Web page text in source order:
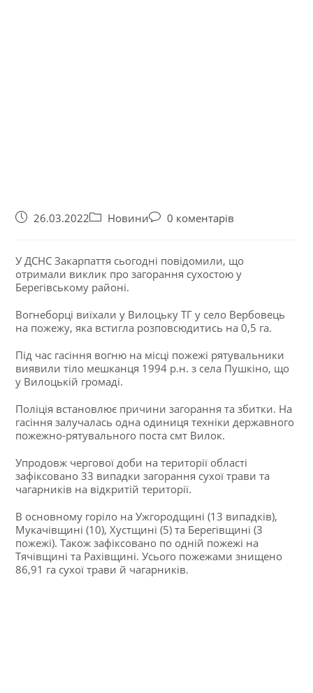
26.03.2022 Новини 0 коментарів
У ДСНС Закарпаття сьогодні повідомили, що
отримали виклик про загорання сухостою у
Берегівському районі.
Вогнеборці виїхали у Вилоцьку ТГ у село Вербовець
на пожежу, яка встигла розповсюдитись на 0,5 га.
Під час гасіння вогню на місці пожежі рятувальники
виявили тіло мешканця 1994 р.н. з села Пушкіно, що
у Вилоцькій громаді.
Поліція встановлює причини загорання та збитки. На
гасіння залучалась одна одиниця техніки державного
пожежно-рятувального поста смт Вилок.
Упродовж чергової доби на території області
зафіксовано 33 випадки загорання сухої трави та
чагарників на відкритій території.
В основному горіло на Ужгородщині (13 випадків),
Мукачівщині (10), Хустщині (5) та Берегівщині (3
пожежі). Також зафіксовано по одній пожежі на
Тячівщині та Рахівщині. Усього пожежами знищено
86,91 га сухої трави й чагарників.